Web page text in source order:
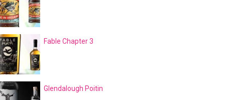
Fable Chapter 3
Glendalough Poitin